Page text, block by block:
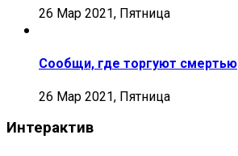
26 Мар 2021, Пятница
Сообщи, где торгуют смертью
26 Мар 2021, Пятница
Интерактив